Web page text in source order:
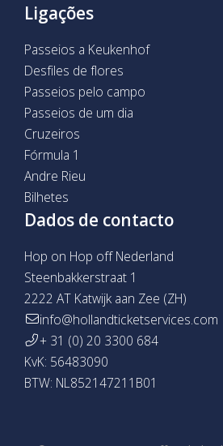
Ligações
Passeios a Keukenhof
Desfiles de flores
Passeios pelo campo
Passeios de um dia
Cruzeiros
Fórmula 1
Andre Rieu
Bilhetes
Dados de contacto
Hop on Hop off Nederland
Steenbakkerstraat 1
2222 AT Katwijk aan Zee (ZH)
info@hollandticketservices.com
+ 31 (0) 20 3300 684
KvK: 56483090
BTW: NL852147211B01